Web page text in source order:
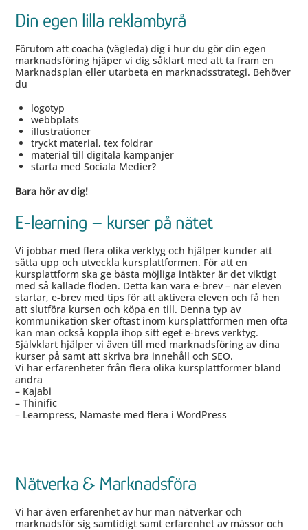
Din egen lilla reklambyrå
Förutom att coacha (vägleda) dig i hur du gör din egen
marknadsföring hjäper vi dig såklart med att ta fram en
Marknadsplan eller utarbeta en marknadsstrategi. Behöver
du
logotyp
webbplats
illustrationer
tryckt material, tex foldrar
material till digitala kampanjer
starta med Sociala Medier?
Bara hör av dig!
E-learning – kurser på nätet
Vi jobbar med flera olika verktyg och hjälper kunder att
sätta upp och utveckla kursplattformen. För att en
kursplattform ska ge bästa möjliga intäkter är det viktigt
med så kallade flöden. Detta kan vara e-brev – när eleven
startar, e-brev med tips för att aktivera eleven och få hen
att slutföra kursen och köpa en till. Denna typ av
kommunikation sker oftast inom kursplattformen men ofta
kan man också koppla ihop sitt eget e-brevs verktyg.
Självklart hjälper vi även till med marknadsföring av dina
kurser på samt att skriva bra innehåll och SEO.
Vi har erfarenheter från flera olika kursplattformer bland
andra
– Kajabi
– Thinific
– Learnpress, Namaste med flera i WordPress
Nätverka & Marknadsföra
Vi har även erfarenhet av hur man nätverkar och
marknadsför sig samtidigt samt erfarenhet av mässor och